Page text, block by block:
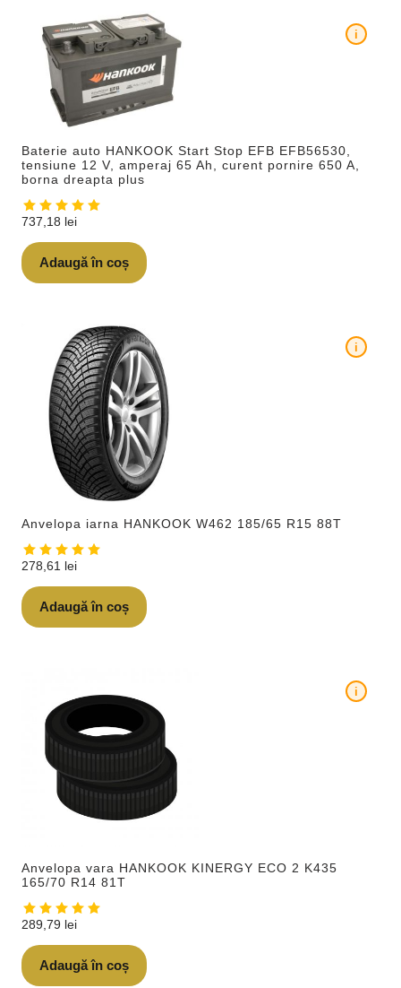
Baterie auto HANKOOK Start Stop EFB EFB56530,
tensiune 12 V, amperaj 65 Ah, curent pornire 650 A,
borna dreapta plus
i
737,18 lei
Adaugă în coș
Anvelopa iarna HANKOOK W462 185/65 R15 88T
i
278,61 lei
Adaugă în coș
Anvelopa vara HANKOOK KINERGY ECO 2 K435
165/70 R14 81T
i
289,79 lei
Adaugă în coș